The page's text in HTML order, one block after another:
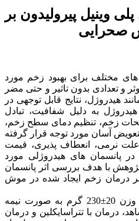
وینیل پیرولیدون بر
صحرایی
مختلف برای بهبود زخم مورد
و تعدادی بدون تاثیر و حتی مضر
هیدروژل، نتایج قابل توجهی در
به دلیل شفافیت، تبادل
زخم، تنظیم دمای سطح زخم،
آسان مورد توجه قرار گرفته
علت نرمی، انعطاف پذیری، قیمت
پانسمان های هیدروژلی مورد
با هدف بررسی اثر پانسمان
بر درمان زخم ایجاد شده در موش
روش ها: 30 موش صحرایی با وزن 20±230 گرم به صورت نیمه
درمان با تتراسایکلین و درمان